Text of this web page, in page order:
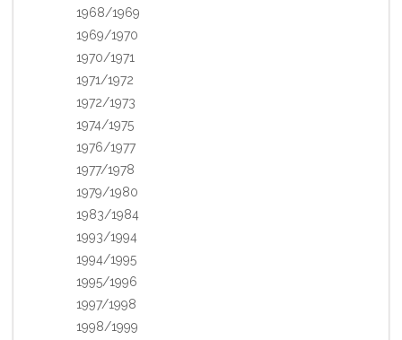
1968/1969
1969/1970
1970/1971
1971/1972
1972/1973
1974/1975
1976/1977
1977/1978
1979/1980
1983/1984
1993/1994
1994/1995
1995/1996
1997/1998
1998/1999